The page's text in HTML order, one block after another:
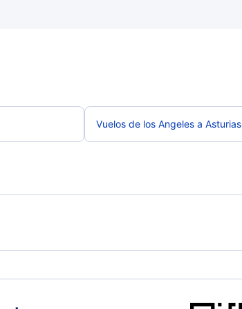
Vuelos de los Angeles a Asturias